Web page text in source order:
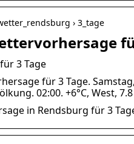
› 3_tage
3 Tage
für 3 Tage.
02:00. +6°C, West,
in Rendsburg für 3